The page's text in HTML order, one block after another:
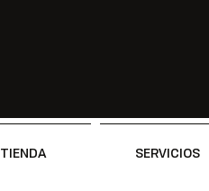
TIENDA SERVICIOS